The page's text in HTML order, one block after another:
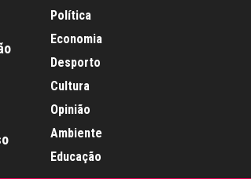
Política
Economia
Desporto
Cultura
Opinião
Ambiente
Educação